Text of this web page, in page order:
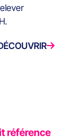
référence